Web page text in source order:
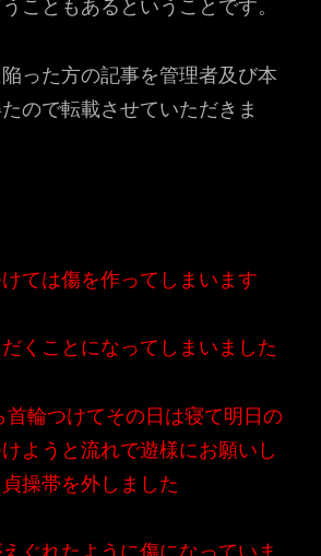
こともあるということです。
った方の記事を管理者及び本
ので転載させていただきま
ては傷を作ってしまいます
くことになってしまいました
首輪つけてその日は寝て明日の
ようと流れで遊様にお願いし
操帯を外しました